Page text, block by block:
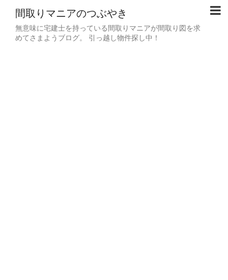
間取りマニアのつぶやき
無意味に宅建士を持っている間取りマニアが間取り図を求
めてさまようブログ。 引っ越し物件探し中！